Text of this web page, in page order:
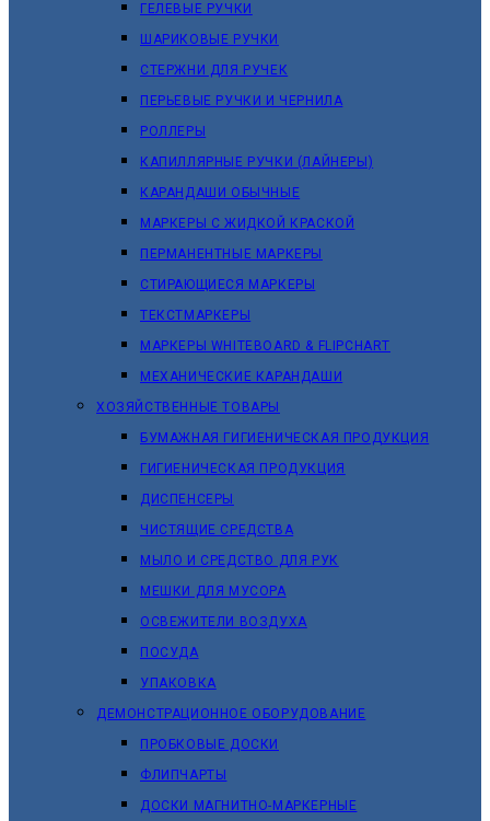
ГЕЛЕВЫЕ РУЧКИ
ШАРИКОВЫЕ РУЧКИ
СТЕРЖНИ ДЛЯ РУЧЕК
ПЕРЬЕВЫЕ РУЧКИ И ЧЕРНИЛА
РОЛЛЕРЫ
КАПИЛЛЯРНЫЕ РУЧКИ (ЛАЙНЕРЫ)
КАРАНДАШИ ОБЫЧНЫЕ
МАРКЕРЫ C ЖИДКОЙ КРАСКОЙ
ПЕРМАНЕНТНЫЕ МАРКЕРЫ
СТИРАЮЩИЕСЯ МАРКЕРЫ
ТЕКСТМАРКЕРЫ
МАРКЕРЫ WHITEBOARD & FLIPCHART
МЕХАНИЧЕСКИЕ КАРАНДАШИ
ХОЗЯЙСТВЕННЫЕ ТОВАРЫ
БУМАЖНАЯ ГИГИЕНИЧЕСКАЯ ПРОДУКЦИЯ
ГИГИЕНИЧЕСКАЯ ПРОДУКЦИЯ
ДИСПЕНСЕРЫ
ЧИСТЯЩИЕ СРЕДСТВА
МЫЛО И СРЕДСТВО ДЛЯ РУК
МЕШКИ ДЛЯ МУСОРА
ОСВЕЖИТЕЛИ ВОЗДУХА
ПОСУДА
УПАКОВКА
ДЕМОНСТРАЦИОННОЕ ОБОРУДОВАНИЕ
ПРОБКОВЫЕ ДОСКИ
ФЛИПЧАРТЫ
ДОСКИ МАГНИТНО-МАРКЕРНЫЕ